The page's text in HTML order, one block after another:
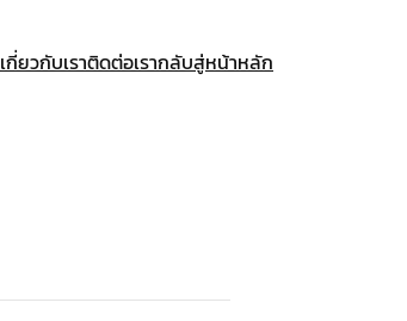
เกี่ยวกับเราติดต่อเรากลับสู่หน้าหลัก